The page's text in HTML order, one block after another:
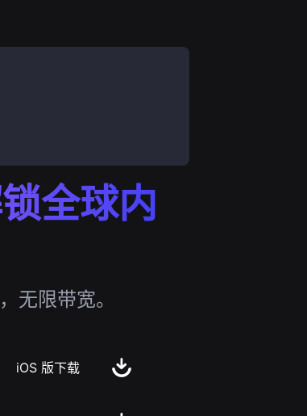
全球内
无限带宽。
iOS 版下载